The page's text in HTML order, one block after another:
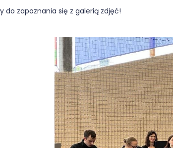
do zapoznania się z galerią zdjęć!